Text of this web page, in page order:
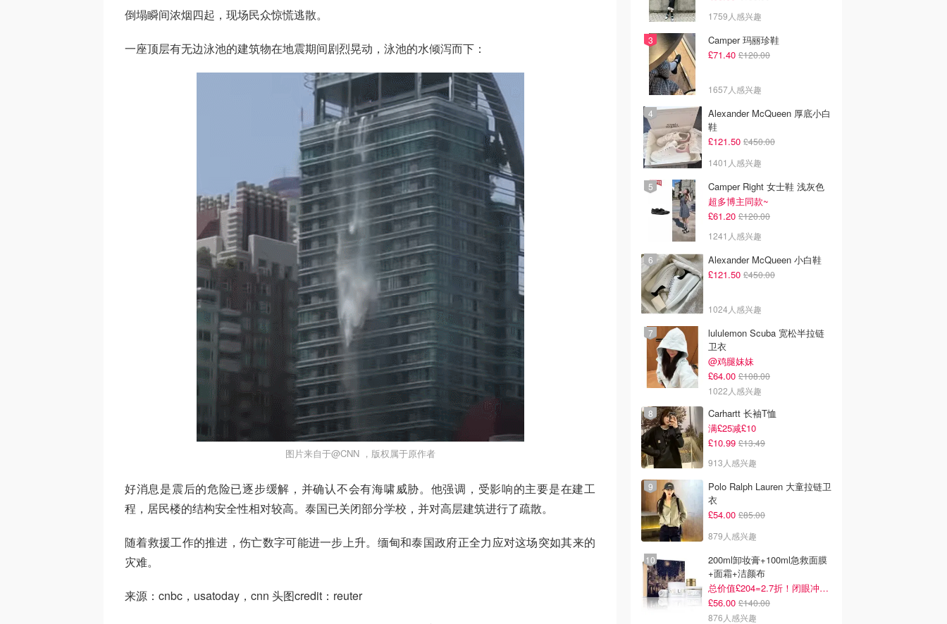
倒塌瞬间浓烟四起，现场民众惊慌逃散。
一座顶层有无边泳池的建筑物在地震期间剧烈晃动，泳池的水倾泻而下：
图片来自于@CNN ，版权属于原作者
好消息是震后的危险已逐步缓解，并确认不会有海啸威胁。他强调，受影响的主要是在建工
程，居民楼的结构安全性相对较高。泰国已关闭部分学校，并对高层建筑进行了疏散。
随着救援工作的推进，伤亡数字可能进一步上升。缅甸和泰国政府正全力应对这场突如其来的
灾难。
来源：cnbc，usatoday，cnn 头图credit：reuter
1759人感兴趣
Camper 玛丽珍鞋
£71.40 £120.00
1657人感兴趣
Alexander McQueen 厚底小白
鞋
£121.50 £450.00
1401人感兴趣
Camper Right 女士鞋 浅灰色
超多博主同款~
£61.20 £120.00
1241人感兴趣
Alexander McQueen 小白鞋
£121.50 £450.00
1024人感兴趣
lululemon Scuba 宽松半拉链
卫衣
@鸡腿妹妹
£64.00 £108.00
1022人感兴趣
Carhartt 长袖T恤
满£25减£10
£10.99 £13.49
913人感兴趣
Polo Ralph Lauren 大童拉链卫
衣
£54.00 £85.00
879人感兴趣
200ml卸妆膏+100ml急救面膜
+面霜+洁颜布
总价值£204=2.7折！闭眼冲这套！
£56.00 £140.00
876人感兴趣